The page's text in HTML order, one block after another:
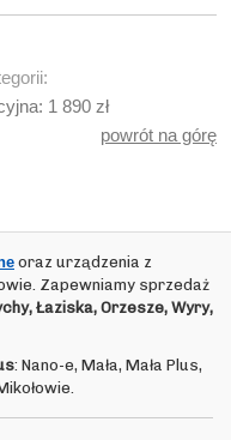
1 890 zł
powrót na górę
oraz urządzenia z
Zapewniamy sprzedaż
Łaziska, Orzesze, Wyry,
: Nano-e, Mała, Mała Plus,